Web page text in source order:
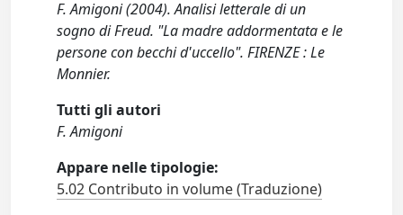
F. Amigoni (2004). Analisi letterale di un
sogno di Freud. "La madre addormentata e le
persone con becchi d'uccello". FIRENZE : Le
Monnier.
Tutti gli autori
F. Amigoni
Appare nelle tipologie:
5.02 Contributo in volume (Traduzione)